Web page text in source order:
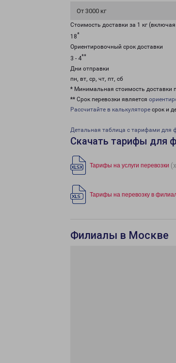
От 3000 кг
Стоимость доставки за 1 кг
18*
Ориентировочный срок доставки
3 - 4**
Дни отправки
пн, вт, ср, чт, пт, сб
* Минимальная стоимость доставки
** Срок перевозки является
Рассчитайте в калькуляторе срок и
Детальная таблица с тарифами для
Скачать тарифы для
Тарифы на услуги перевозки
Тарифы на перевозку в
Филиалы в Москве